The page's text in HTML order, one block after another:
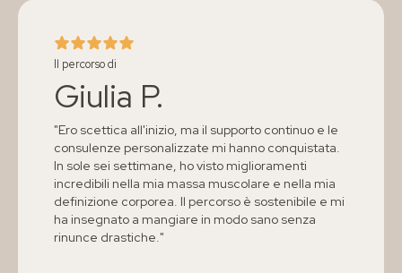
Giulia P.
Il percorso di
"Ero scettica all'inizio, ma il supporto continuo e le
consulenze personalizzate mi hanno conquistata.
In sole sei settimane, ho visto miglioramenti
incredibili nella mia massa muscolare e nella mia
definizione corporea. Il percorso è sostenibile e mi
ha insegnato a mangiare in modo sano senza
rinunce drastiche."